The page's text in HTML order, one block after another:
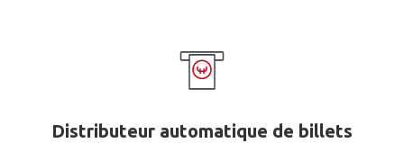
Distributeur automatique de billets